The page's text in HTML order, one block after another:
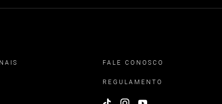
FALE CONOSCO
REGULAMENTO